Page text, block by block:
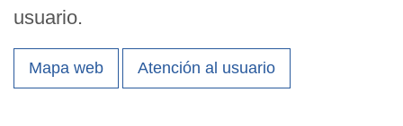
usuario.
Mapa web Atención al usuario